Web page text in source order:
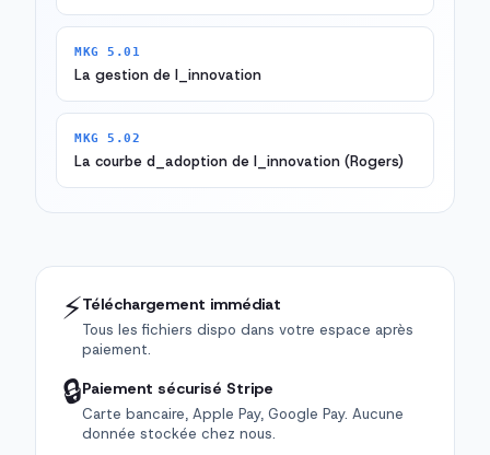
MKG 5.01
La gestion de l_innovation
MKG 5.02
La courbe d_adoption de l_innovation (Rogers)
⚡Téléchargement immédiat
Tous les fichiers dispo dans votre espace après
paiement.
🔒Paiement sécurisé Stripe
Carte bancaire, Apple Pay, Google Pay. Aucune
donnée stockée chez nous.